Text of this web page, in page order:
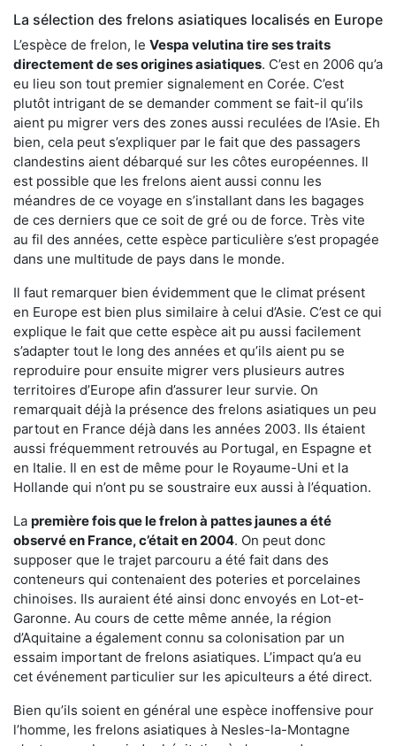
La sélection des frelons asiatiques localisés en Europe
L’espèce de frelon, le Vespa velutina tire ses traits
directement de ses origines asiatiques. C’est en 2006 qu’a
eu lieu son tout premier signalement en Corée. C’est
plutôt intrigant de se demander comment se fait-il qu’ils
aient pu migrer vers des zones aussi reculées de l’Asie. Eh
bien, cela peut s’expliquer par le fait que des passagers
clandestins aient débarqué sur les côtes européennes. Il
est possible que les frelons aient aussi connu les
méandres de ce voyage en s’installant dans les bagages
de ces derniers que ce soit de gré ou de force. Très vite
au fil des années, cette espèce particulière s’est propagée
dans une multitude de pays dans le monde.
Il faut remarquer bien évidemment que le climat présent
en Europe est bien plus similaire à celui d’Asie. C’est ce qui
explique le fait que cette espèce ait pu aussi facilement
s’adapter tout le long des années et qu’ils aient pu se
reproduire pour ensuite migrer vers plusieurs autres
territoires d’Europe afin d’assurer leur survie. On
remarquait déjà la présence des frelons asiatiques un peu
partout en France déjà dans les années 2003. Ils étaient
aussi fréquemment retrouvés au Portugal, en Espagne et
en Italie. Il en est de même pour le Royaume-Uni et la
Hollande qui n’ont pu se soustraire eux aussi à l’équation.
La première fois que le frelon à pattes jaunes a été
observé en France, c’était en 2004. On peut donc
supposer que le trajet parcouru a été fait dans des
conteneurs qui contenaient des poteries et porcelaines
chinoises. Ils auraient été ainsi donc envoyés en Lot-et-
Garonne. Au cours de cette même année, la région
d’Aquitaine a également connu sa colonisation par un
essaim important de frelons asiatiques. L’impact qu’a eu
cet événement particulier sur les apiculteurs a été direct.
Bien qu’ils soient en général une espèce inoffensive pour
l’homme, les frelons asiatiques à Nesles-la-Montagne